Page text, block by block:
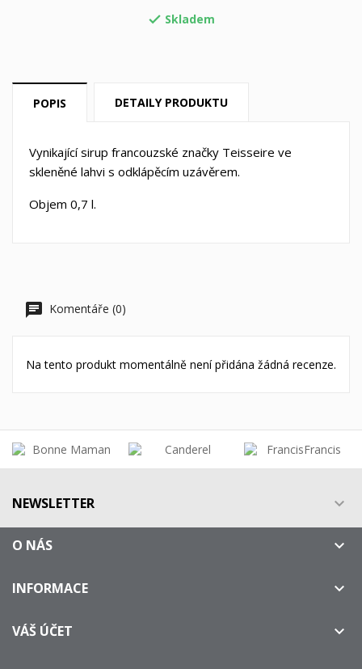
 Skladem
POPIS DETAILY PRODUKTU
Vynikající sirup francouzské značky Teisseire ve
skleněné lahvi s odklápěcím uzávěrem.
Objem 0,7 l.
Komentáře (0)
Na tento produkt momentálně není přidána žádná recenze.
NEWSLETTER 
O NÁS 
INFORMACE 
VÁŠ ÚČET 
add_circle_outline Vytvořit nový seznam
Vytvořit seznam přání
Přihlásit se
svého seznamu přání.